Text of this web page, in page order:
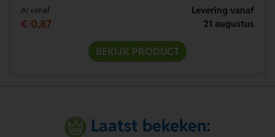
Al vanaf
€ 0,87
Levering vanaf
21 augustus
BEKIJK PRODUCT
Laatst bekeken: